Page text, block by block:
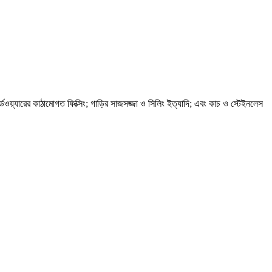
কাঠামোগত ফিক্সিং; গাড়ির সাজসজ্জা ও সিলিং ইত্যাদি; এবং কাচ ও স্টেইনলেস